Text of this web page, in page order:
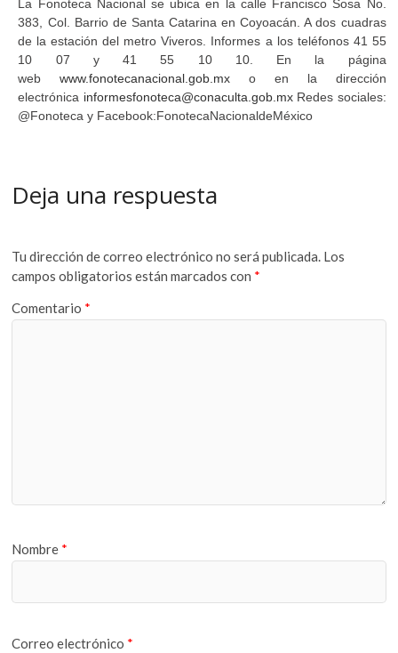
La Fonoteca Nacional se ubica en la calle Francisco Sosa No.
383, Col. Barrio de Santa Catarina en Coyoacán. A dos cuadras
de la estación del metro Viveros. Informes a los teléfonos 41 55
10 07 y 41 55 10 10. En la página
webwww.fonotecanacional.gob.mx o en la dirección
electrónica informesfonoteca@conaculta.gob.mxRedes sociales:
@Fonoteca y Facebook:FonotecaNacionaldeMéxico
Deja una respuesta
Tu dirección de correo electrónico no será publicada. Los
campos obligatorios están marcados con *
Comentario *
Nombre *
Correo electrónico *